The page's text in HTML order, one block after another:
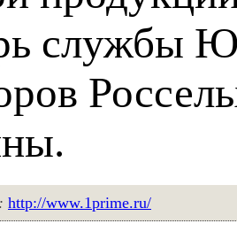
службы
http://www.1prime.ru/